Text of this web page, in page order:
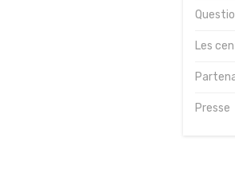
Les
Presse